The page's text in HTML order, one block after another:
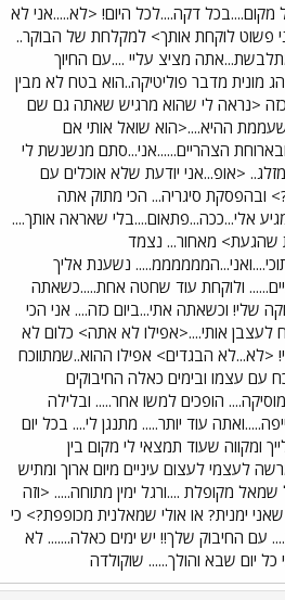
מקום....בכל דקה....לכל היום! <לא.....אני לא
פשוט לוקחת אותך> למקלחת של הבוקר..
מציצ עליי ....עם החיוך
מונית מדבר פוליטיקה..הוא בטח לא מבין
<נראה לי שהוא מרגיש שאתה גם שם
ההיא....<הוא שואל אותי אם
הצהריים......אני...סתם מנשנשת לי
<אופ...אני יודעת שלא אוכלים עם
ובהפסקת סיגריה... הכי מתוק אתה
אלי...ככה...פתאום....בלי שאראה אותך....
שהגעת> מאחור... נצמד
נשענת אליך
ולוקחת עוד שחטה אחת.....כשאתה
שלי! וכשאתה אתי...ביום כזה.... אני הכי
אותי....<אפילו לא אתה> כלום לא
<לא...לא הבגדים> אפילו ההוא..שמתווכח
עם עצמו ובימים כאלה החיבוקים
הופכים למשו אחר..... ובלילה
עוד יותר..... מתנגן לי.... בכל יום
ומקווה שעוד תמצאי לי מקום בין
לעצמי לעצום עיניים מיום ארוך ומתיש
מקופלת ....ורגל ימין מתוחה..... <וזה
ימנית? או אולי שמאלנית מכופפת?> כי
עם החיבוק שלך!! יש ימים כאלה....... לא
כל יום שבא והולך...... שוקולדה